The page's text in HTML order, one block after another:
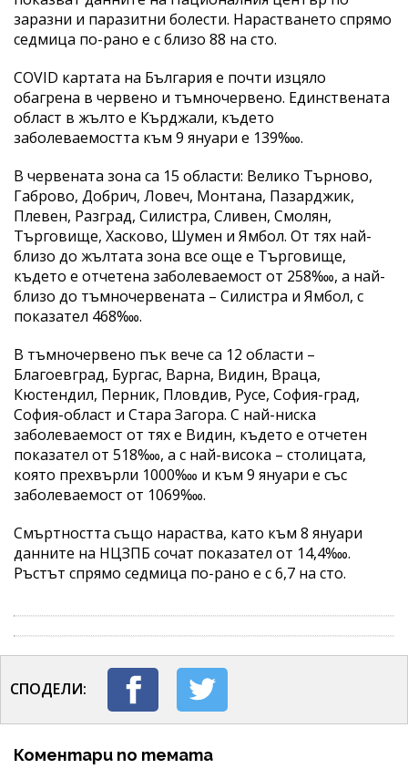
заразни и паразитни болести. Нарастването спрямо
седмица по-рано е с близо 88 на сто.
COVID картата на България е почти изцяло
обагрена в червено и тъмночервено. Единствената
област в жълто е Кърджали, където
заболеваемостта към 9 януари е 139‱.
В червената зона са 15 области: Велико Търново,
Габрово, Добрич, Ловеч, Монтана, Пазарджик,
Плевен, Разград, Силистра, Сливен, Смолян,
Търговище, Хасково, Шумен и Ямбол. От тях най-
близо до жълтата зона все още е Търговище,
където е отчетена заболеваемост от 258‱, а най-
близо до тъмночервената – Силистра и Ямбол, с
показател 468‱.
В тъмночервено пък вече са 12 области –
Благоевград, Бургас, Варна, Видин, Враца,
Кюстендил, Перник, Пловдив, Русе, София-град,
София-област и Стара Загора. С най-ниска
заболеваемост от тях е Видин, където е отчетен
показател от 518‱, а с най-висока – столицата,
която прехвърли 1000‱ и към 9 януари е със
заболеваемост от 1069‱.
Смъртността също нараства, като към 8 януари
данните на НЦЗПБ сочат показател от 14,4‱.
Ръстът спрямо седмица по-рано е с 6,7 на сто.
СПОДЕЛИ:
Коментари по темата